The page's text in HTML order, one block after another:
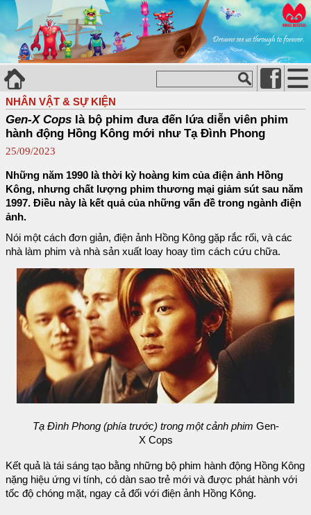
NHÂN VẬT & SỰ KIỆN
Gen-X Cops là bộ phim đưa đến lứa diễn viên phim
hành động Hồng Kông mới như Tạ Đình Phong
25/09/2023
Những năm 1990 là thời kỳ hoàng kim của điện ảnh Hồng
Kông, nhưng chất lượng phim thương mại giảm sút sau năm
1997. Điều này là kết quả của những vấn đề trong ngành điện
ảnh.
Nói một cách đơn giản, điện ảnh Hồng Kông gặp rắc rối, và các
nhà làm phim và nhà sản xuất loay hoay tìm cách cứu chữa.
Tạ Đình Phong (phía trước) trong một cảnh phim Gen-
X Cops
Kết quả là tái sáng tạo bằng những bộ phim hành động Hồng Kông
nặng hiệu ứng vi tính, có dàn sao trẻ mới và được phát hành với
tốc độ chóng mặt, ngay cả đối với điện ảnh Hồng Kông.